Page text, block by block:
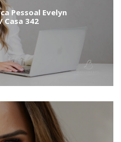
Pessoal Evelyn
342